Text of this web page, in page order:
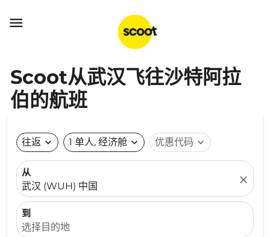

Scoot从武汉飞往沙特阿拉
伯的航班
往返 expand_more 1 单人, 经济舱 expand_more 优惠代码 expand_more
从
武汉 (WUH) 中国
close
到
选择目的地